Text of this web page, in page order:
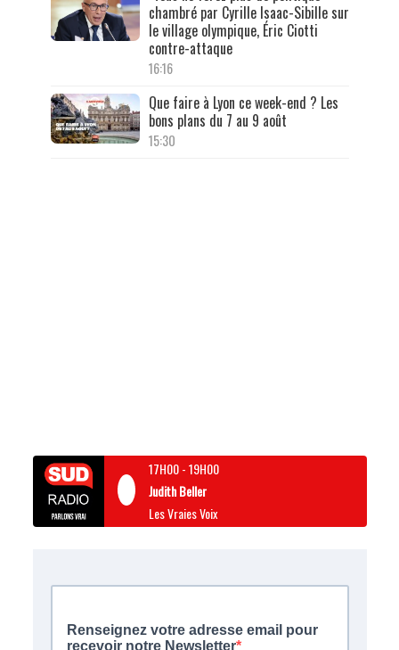
chambré par Cyrille Isaac-Sibille sur
le village olympique, Éric Ciotti
contre-attaque
16:16
Que faire à Lyon ce week-end ? Les
bons plans du 7 au 9 août
15:30
17H00-19H00
Judith Beller
Les Vraies Voix